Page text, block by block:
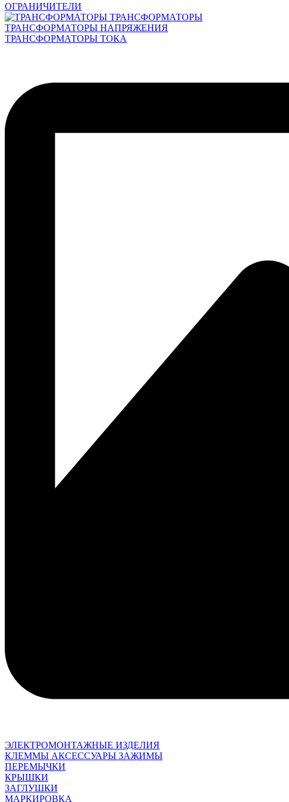
ОГРАНИЧИТЕЛИ
ТРАНСФОРМАТОРЫ
ТРАНСФОРМАТОРЫ НАПРЯЖЕНИЯ
ТРАНСФОРМАТОРЫ ТОКА
ЭЛЕКТРОМОНТАЖНЫЕ ИЗДЕЛИЯ
КЛЕММЫ АКСЕССУАРЫ ЗАЖИМЫ
ПЕРЕМЫЧКИ
КРЫШКИ
ЗАГЛУШКИ
МАРКИРОВКА